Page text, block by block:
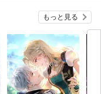
もっと見る